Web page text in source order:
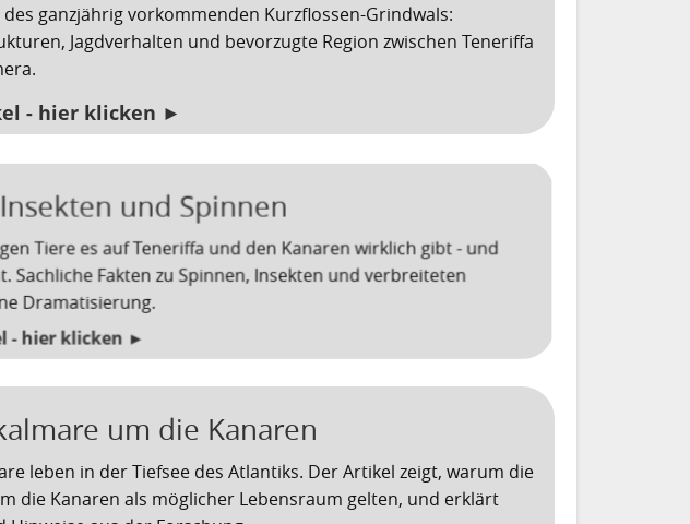
ganzjährig vorkommenden Kurzflossen-Grindwals:
Jagdverhalten und bevorzugte Region zwischen Teneriffa
- hier klicken ►
und Spinnen
Tiere es auf Teneriffa und den Kanaren wirklich gibt - und
Sachliche Fakten zu Spinnen, Insekten und verbreiteten
Dramatisierung.
- hier klicken ►
um die Kanaren
leben in der Tiefsee des Atlantiks. Der Artikel zeigt, warum die
die Kanaren als möglicher Lebensraum gelten, und erklärt